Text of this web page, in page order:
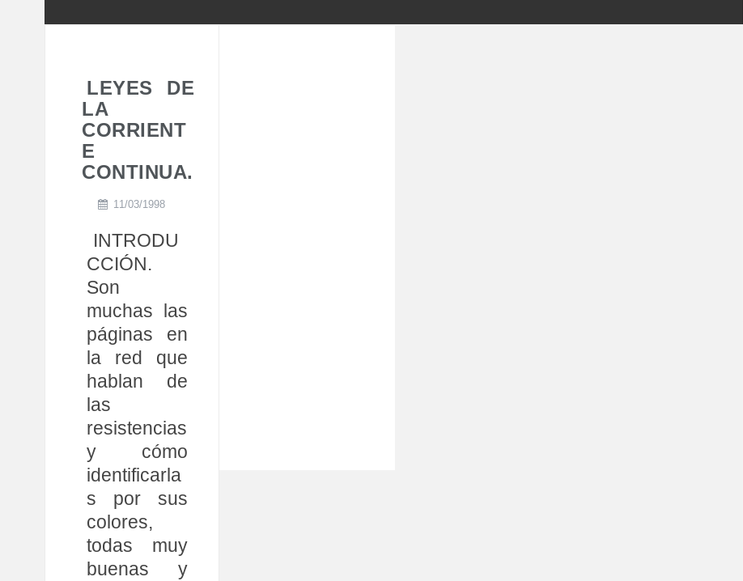
LEYES DE
LA
CORRIENT
E
CONTINUA.
11/03/1998
INTRODU
CCIÓN.
Son
muchas las
páginas en
la red que
hablan de
las
resistencias
y cómo
identificarla
s por sus
colores,
todas muy
buenas y